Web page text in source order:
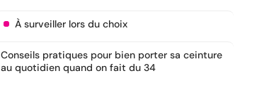
À surveiller lors du choix
Conseils pratiques pour bien porter sa ceinture
au quotidien quand on fait du 34